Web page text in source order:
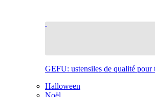
GEFU: ustensiles de qualité pour
Halloween
Noël